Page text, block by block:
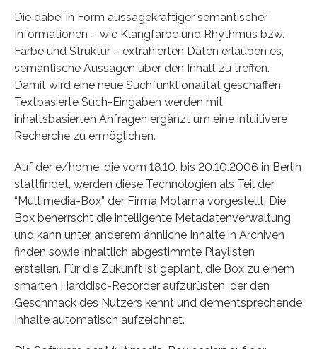
Die dabei in Form aussagekräftiger semantischer
Informationen – wie Klangfarbe und Rhythmus bzw.
Farbe und Struktur – extrahierten Daten erlauben es,
semantische Aussagen über den Inhalt zu treffen.
Damit wird eine neue Suchfunktionalität geschaffen.
Textbasierte Such-Eingaben werden mit
inhaltsbasierten Anfragen ergänzt um eine intuitivere
Recherche zu ermöglichen.
Auf der e/home, die vom 18.10. bis 20.10.2006 in Berlin
stattfindet, werden diese Technologien als Teil der
“Multimedia-Box” der Firma Motama vorgestellt. Die
Box beherrscht die intelligente Metadatenverwaltung
und kann unter anderem ähnliche Inhalte in Archiven
finden sowie inhaltlich abgestimmte Playlisten
erstellen. Für die Zukunft ist geplant, die Box zu einem
smarten Harddisc-Recorder aufzurüsten, der den
Geschmack des Nutzers kennt und dementsprechende
Inhalte automatisch aufzeichnet.